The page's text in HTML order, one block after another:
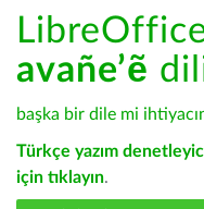
avañe’ẽ
başka bir dile mi
Türkçe yazım
için tıklayın.